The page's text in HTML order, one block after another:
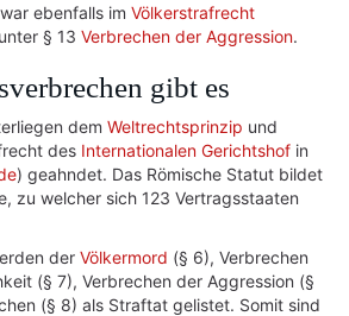
ebenfalls im Völkerstrafrecht
§ 13 Verbrechen der Aggression.
gibt es
dem Weltrechtsprinzip und
des Internationalen Gerichtshof in
) geahndet. Das Römische Statut bildet
zu welcher sich 123 Vertragsstaaten
der Völkermord (§ 6), Verbrechen
(§ 7), Verbrechen der Aggression (§
(§ 8) als Straftat gelistet. Somit sind